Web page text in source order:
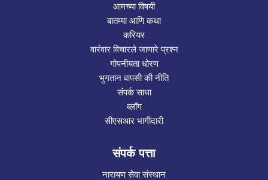
आमच्या विषयी
बातम्या आणि कथा
करियर
वारंवार विचारले जाणारे प्रश्न
गोपनीयता धोरण
भुगतान वापसी की नीति
संपर्क साधा
ब्लॉग
सीएसआर भागीदारी
संपर्क पत्ता
नारायण सेवा संस्थान